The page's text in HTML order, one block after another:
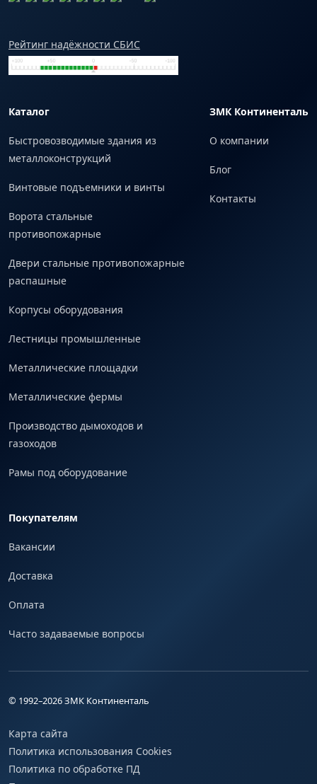
Рейтинг надёжности СБИС
Каталог
Быстровозводимые здания из
металлоконструкций
Винтовые подъемники и винты
Ворота стальные
противопожарные
Двери стальные противопожарные
распашные
Корпусы оборудования
Лестницы промышленные
Металлические площадки
Металлические фермы
Производство дымоходов и
газоходов
Рамы под оборудование
ЗМК Континенталь
О компании
Блог
Контакты
Покупателям
Вакансии
Доставка
Оплата
Часто задаваемые вопросы
© 1992–2026ЗМК Континенталь
Карта сайта
Политика использования Cookies
Политика по обработке ПД